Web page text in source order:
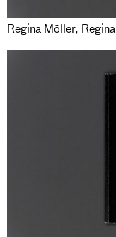
Regina Möller, Regina